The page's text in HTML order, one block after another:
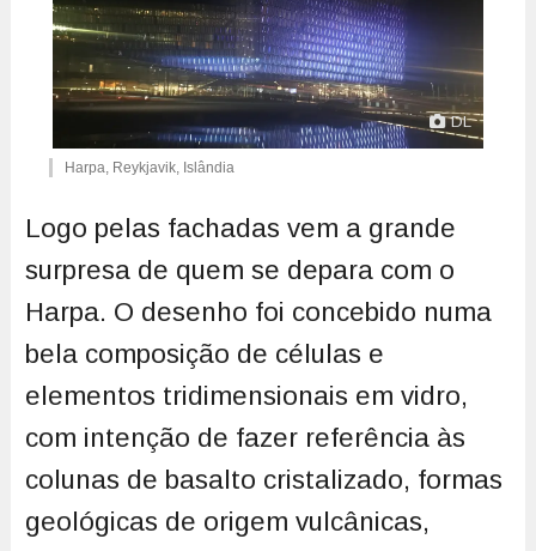
DL
Harpa, Reykjavik, Islândia
Logo pelas fachadas vem a grande
surpresa de quem se depara com o
Harpa. O desenho foi concebido numa
bela composição de células e
elementos tridimensionais em vidro,
com intenção de fazer referência às
colunas de basalto cristalizado, formas
geológicas de origem vulcânicas,